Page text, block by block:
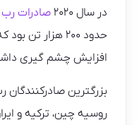
در سال ۲۰۲۰ صادرات
حدود ۲۰۰ هزار
افزایش چشم گیری
بزرگترین
روسیه چین، ترکیه و